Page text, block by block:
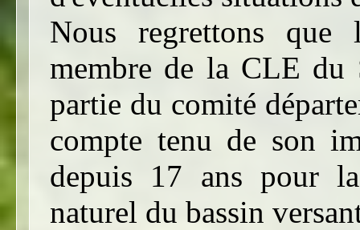
Nous regrettons que
membre de la CLE du
partie du comité
compte tenu de son
depuis 17 ans pour
naturel du bassin